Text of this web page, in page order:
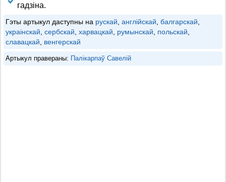
гадзіна.
Гэты артыкул даступны на рускай англійскай балгарскай
украінскай сербскай харвацкай румынскай польскай
славацкай
венгерскай
Артыкул правераны: Палікарпаў Савелій